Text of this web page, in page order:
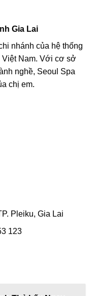
Gia Lai
nhánh của hệ thống
Việt Nam. Với cơ sở
nghề, Seoul Spa
chị em.
Pleiku, Gia Lai
123